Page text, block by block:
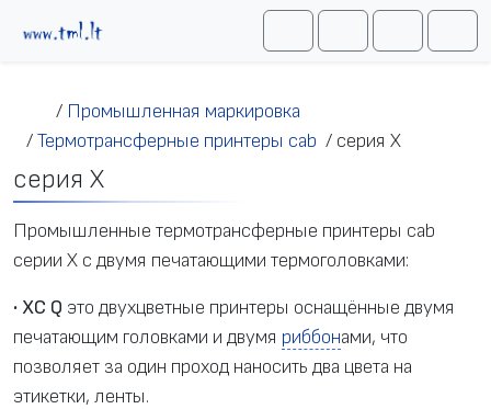
SearchAccountCart
/ Промышленная маркировка
/Термотрансферные принтеры cab / серия X
серия X
Промышленные термотрансферные принтеры cab
серии X с двумя печатающими термоголовками:
• XC Q это двухцветные принтеры оснащённые двумя
печатающим головками и двумя риббонами, что
позволяет за один проход наносить два цвета на
этикетки, ленты.